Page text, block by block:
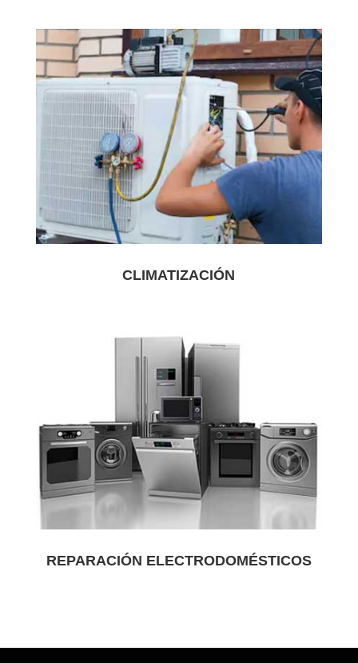
CLIMATIZACIÓN
REPARACIÓN ELECTRODOMÉSTICOS